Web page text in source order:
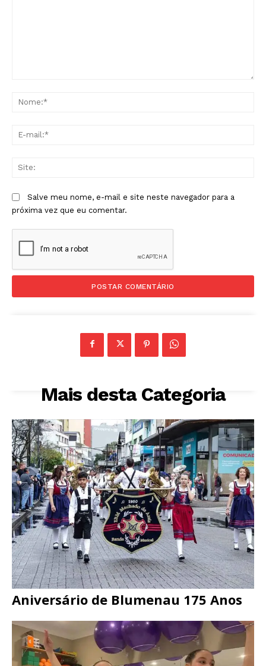
Salve meu nome, e-mail e site neste navegador para a
próxima vez que eu comentar.
Mais desta Categoria
Aniversário de Blumenau 175 Anos